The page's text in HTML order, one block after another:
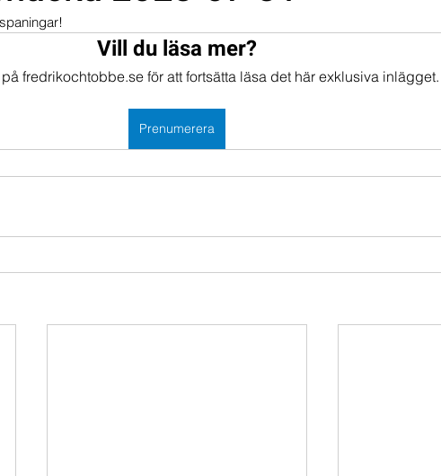
Vill du läsa mer?
fredrikochtobbe.se för att fortsätta läsa det här exklusiva inlägget.
Prenumerera